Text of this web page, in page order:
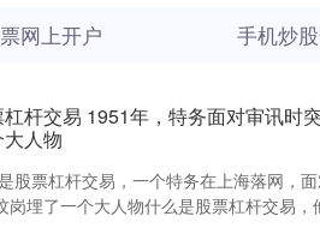
网上开户 手机炒
杆交易 1951年，特务面对审讯时
人物
股票杠杆交易，一个特务在上海落网，
岗埋了一个大人物什么是股票杠杆交易，